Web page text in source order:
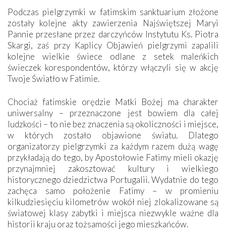
Podczas pielgrzymki w fatimskim sanktuarium złożone
zostały kolejne akty zawierzenia Najświętszej Maryi
Pannie przesłane przez darczyńców Instytutu Ks. Piotra
Skargi, zaś przy Kaplicy Objawień pielgrzymi zapalili
kolejne wielkie świece odlane z setek maleńkich
świeczek korespondentów, którzy włączyli się w akcję
Twoje Światło w Fatimie.
Chociaż fatimskie orędzie Matki Bożej ma charakter
uniwersalny – przeznaczone jest bowiem dla całej
ludzkości – to nie bez znaczenia są okoliczności i miejsce,
w których zostało objawione światu. Dlatego
organizatorzy pielgrzymki za każdym razem dużą wagę
przykładają do tego, by Apostołowie Fatimy mieli okazję
przynajmniej zakosztować kultury i wielkiego
historycznego dziedzictwa Portugalii. Wydatnie do tego
zachęca samo położenie Fatimy – w promieniu
kilkudziesięciu kilometrów wokół niej zlokalizowane są
światowej klasy zabytki i miejsca niezwykle ważne dla
historii kraju oraz tożsamości jego mieszkańców.